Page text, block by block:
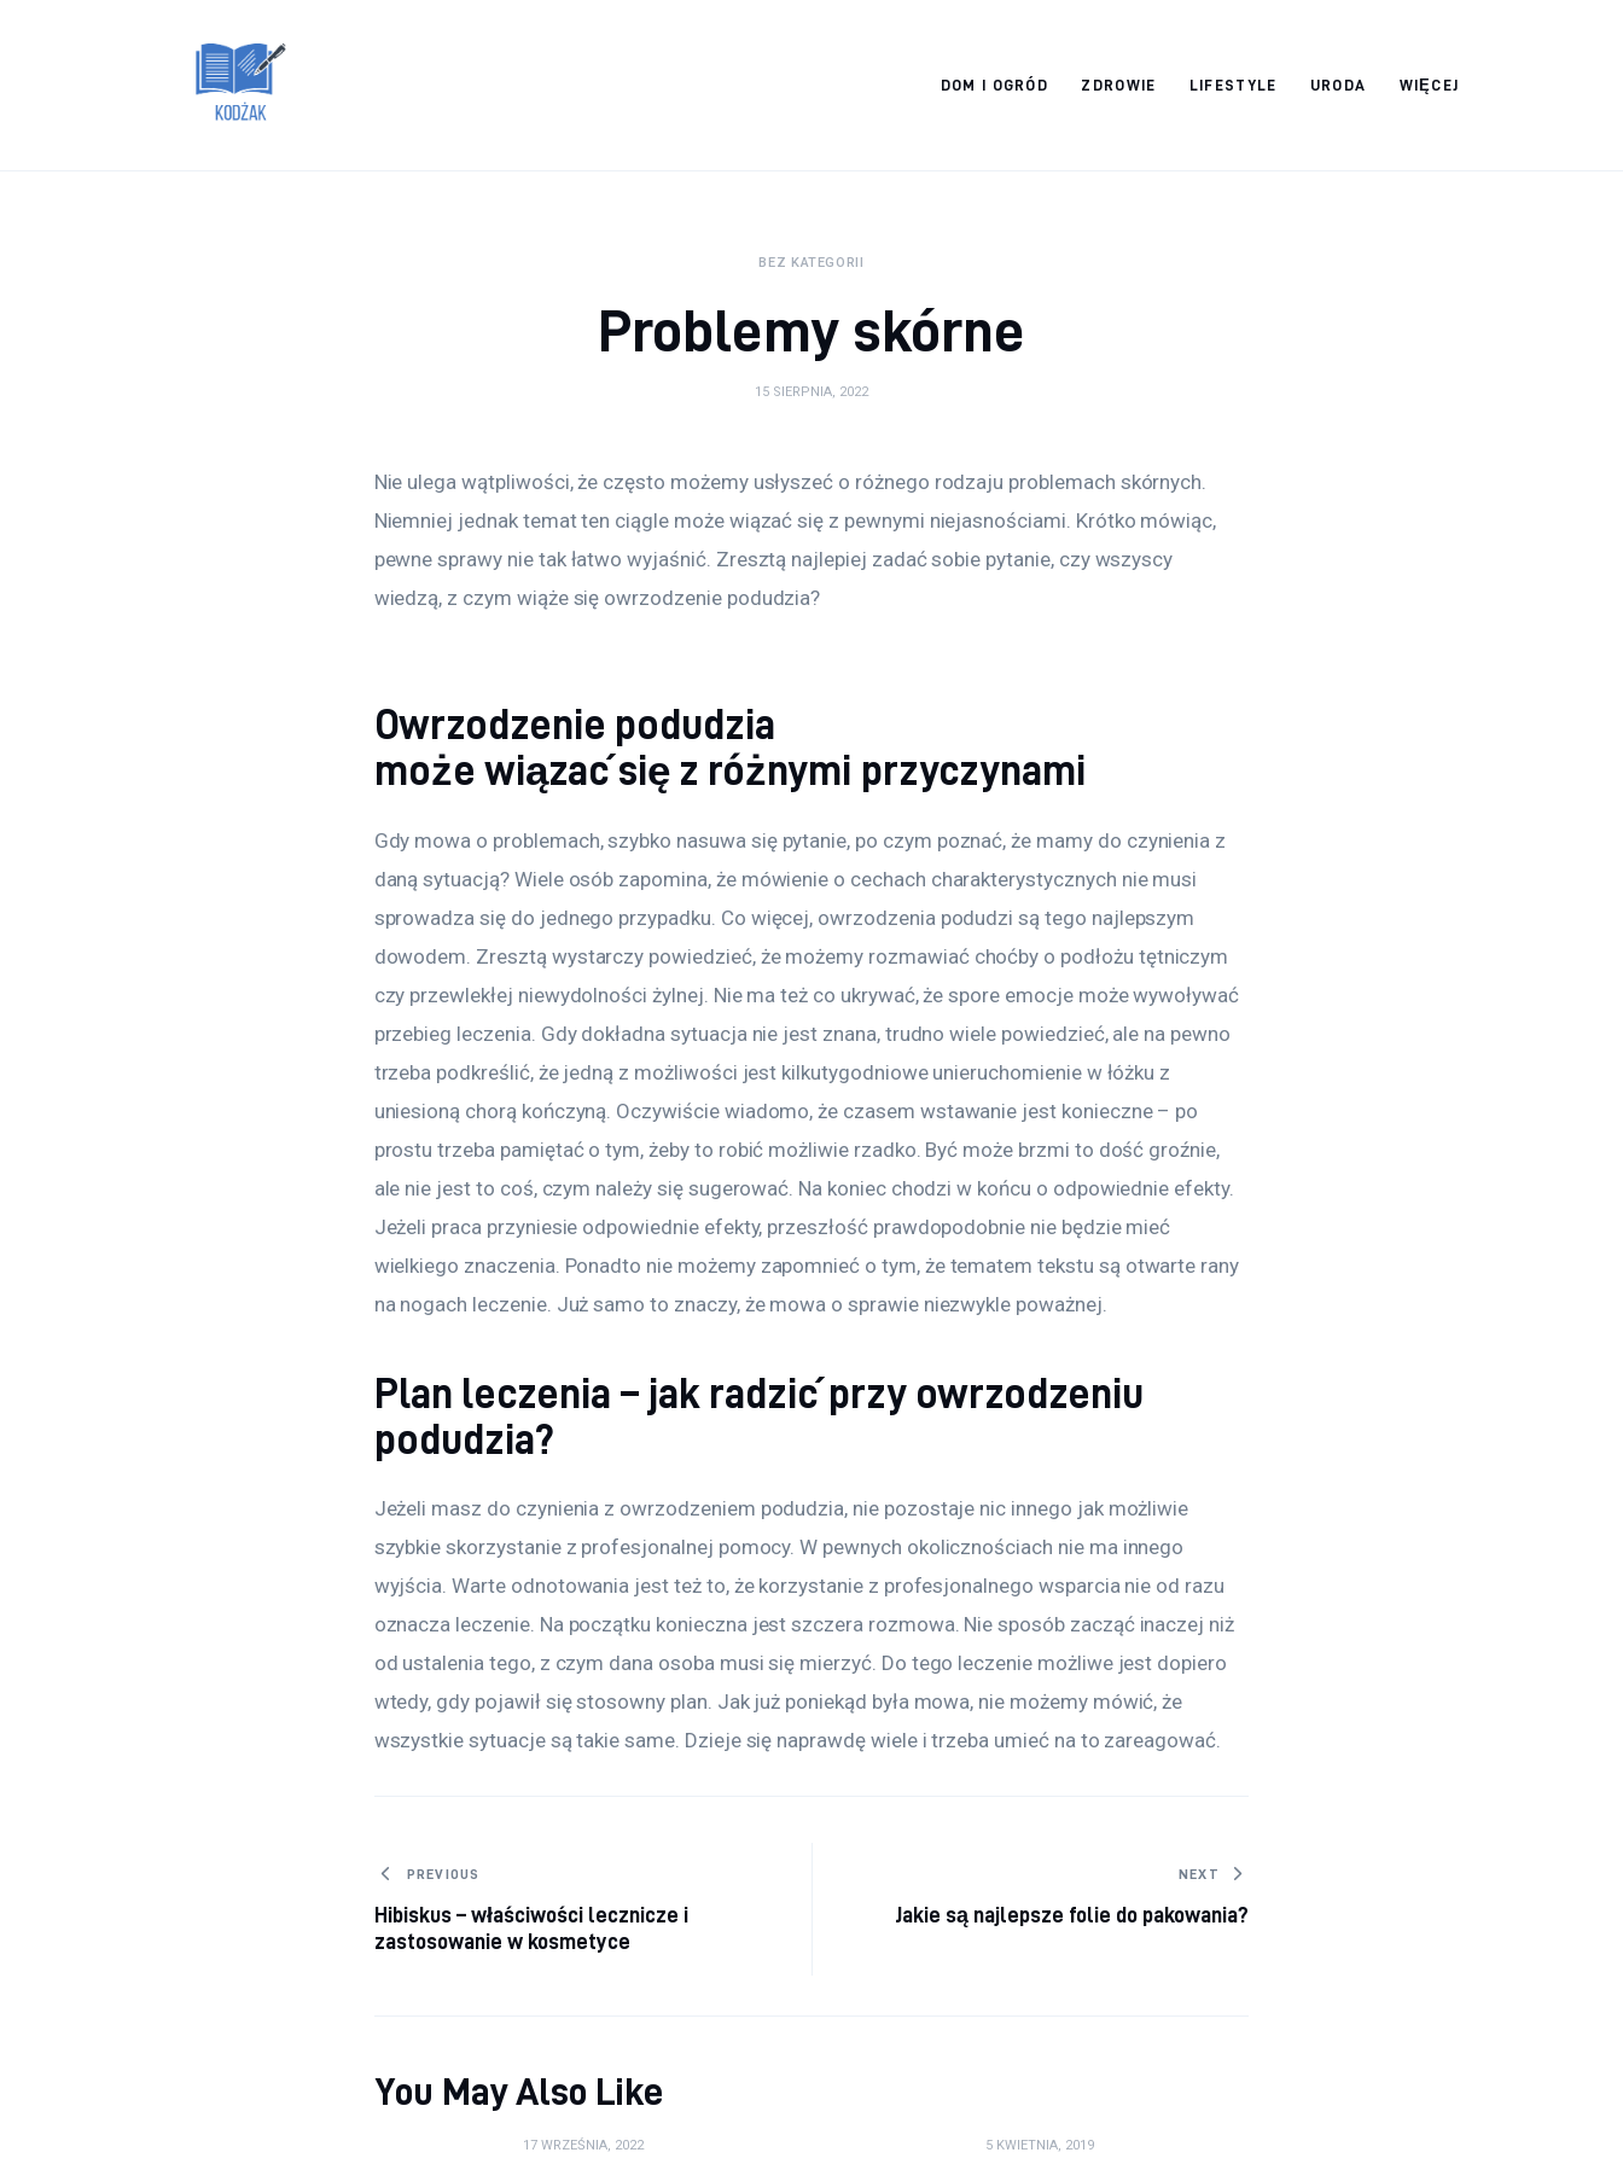
DOM I OGRÓD ZDROWIE LIFESTYLE URODA WIĘCEJ
BEZ KATEGORII
Problemy skórne
15 SIERPNIA, 2022
Nie ulega wątpliwości, że często możemy usłyszeć o różnego rodzaju problemach skórnych.
Niemniej jednak temat ten ciągle może wiązać się z pewnymi niejasnościami. Krótko mówiąc,
pewne sprawy nie tak łatwo wyjaśnić. Zresztą najlepiej zadać sobie pytanie, czy wszyscy
wiedzą, z czym wiąże się owrzodzenie podudzia?
Owrzodzenie podudzia
może wiązać się z różnymi przyczynami
Gdy mowa o problemach, szybko nasuwa się pytanie, po czym poznać, że mamy do czynienia z
daną sytuacją? Wiele osób zapomina, że mówienie o cechach charakterystycznych nie musi
sprowadza się do jednego przypadku. Co więcej, owrzodzenia podudzi są tego najlepszym
dowodem. Zresztą wystarczy powiedzieć, że możemy rozmawiać choćby o podłożu tętniczym
czy przewlekłej niewydolności żylnej. Nie ma też co ukrywać, że spore emocje może wywoływać
przebieg leczenia. Gdy dokładna sytuacja nie jest znana, trudno wiele powiedzieć, ale na pewno
trzeba podkreślić, że jedną z możliwości jest kilkutygodniowe unieruchomienie w łóżku z
uniesioną chorą kończyną. Oczywiście wiadomo, że czasem wstawanie jest konieczne – po
prostu trzeba pamiętać o tym, żeby to robić możliwie rzadko. Być może brzmi to dość groźnie,
ale nie jest to coś, czym należy się sugerować. Na koniec chodzi w końcu o odpowiednie efekty.
Jeżeli praca przyniesie odpowiednie efekty, przeszłość prawdopodobnie nie będzie mieć
wielkiego znaczenia. Ponadto nie możemy zapomnieć o tym, że tematem tekstu są otwarte rany
na nogach leczenie. Już samo to znaczy, że mowa o sprawie niezwykle poważnej.
Plan leczenia – jak radzić przy owrzodzeniu
podudzia?
Jeżeli masz do czynienia z owrzodzeniem podudzia, nie pozostaje nic innego jak możliwie
szybkie skorzystanie z profesjonalnej pomocy. W pewnych okolicznościach nie ma innego
wyjścia. Warte odnotowania jest też to, że korzystanie z profesjonalnego wsparcia nie od razu
oznacza leczenie. Na początku konieczna jest szczera rozmowa. Nie sposób zacząć inaczej niż
od ustalenia tego, z czym dana osoba musi się mierzyć. Do tego leczenie możliwe jest dopiero
wtedy, gdy pojawił się stosowny plan. Jak już poniekąd była mowa, nie możemy mówić, że
wszystkie sytuacje są takie same. Dzieje się naprawdę wiele i trzeba umieć na to zareagować.
Nawigacja wpisu
PREVIOUS
Hibiskus – właściwości lecznicze i
zastosowanie w kosmetyce
NEXT
Jakie są najlepsze folie do pakowania?
You May Also Like
17 WRZEŚNIA, 2022 5 KWIETNIA, 2019